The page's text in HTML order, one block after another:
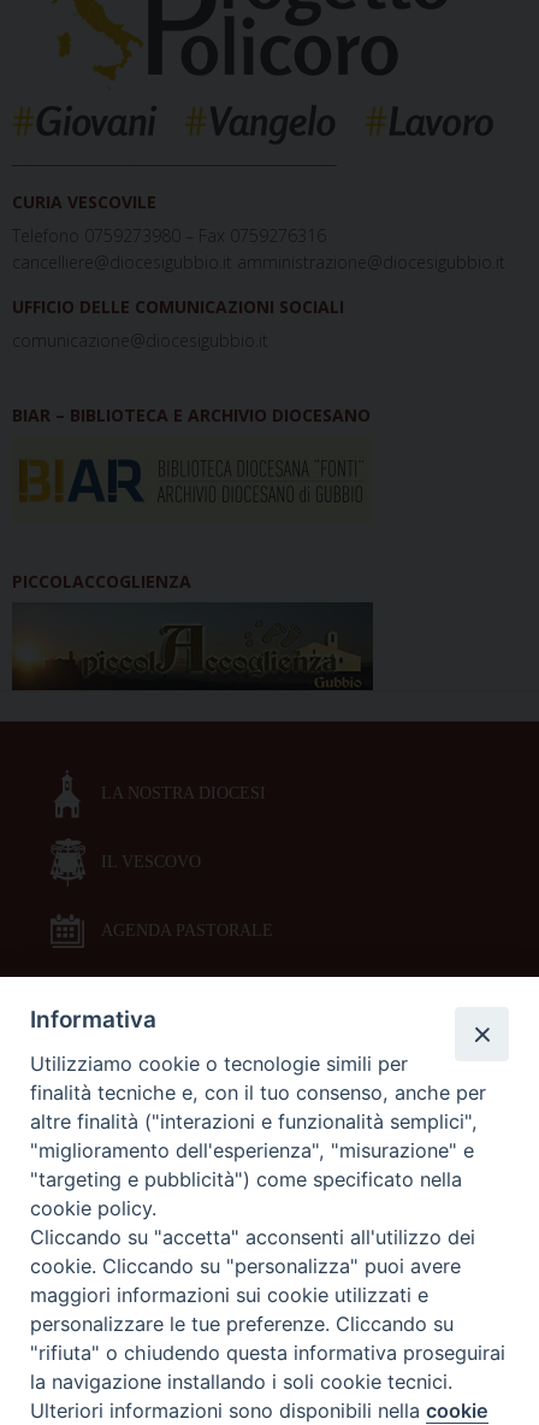
CURIA VESCOVILE
Telefono 0759273980 – Fax 0759276316
cancelliere@diocesigubbio.it amministrazione@diocesigubbio.it
UFFICIO DELLE COMUNICAZIONI SOCIALI
comunicazione@diocesigubbio.it
BIAR – BIBLIOTECA E ARCHIVIO DIOCESANO
PICCOLACCOGLIENZA
LA NOSTRA DIOCESI
IL VESCOVO
AGENDA PASTORALE
DOCUMENTI PASTORALI
ORARI MESSE
LITURGIA DELLE ORE
GALLERIE FOTOGRAFICHE
GALLERIE VIDEO
Preferenze Cookie
Informativa
Utilizziamo cookie o tecnologie simili per
finalità tecniche e, con il tuo consenso, anche per
altre finalità ("interazioni e funzionalità semplici",
"miglioramento dell'esperienza", "misurazione" e
"targeting e pubblicità") come specificato nella
cookie policy.
Cliccando su "accetta" acconsenti all'utilizzo dei
cookie. Cliccando su "personalizza" puoi avere
maggiori informazioni sui cookie utilizzati e
personalizzare le tue preferenze. Cliccando su
"rifiuta" o chiudendo questa informativa proseguirai
la navigazione installando i soli cookie tecnici.
Ulteriori informazioni sono disponibili nellacookie